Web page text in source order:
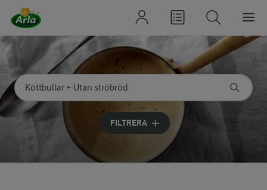
Sök på kategori eller ingrediens
Skriv in sökord för att få förslag
FILTRERA